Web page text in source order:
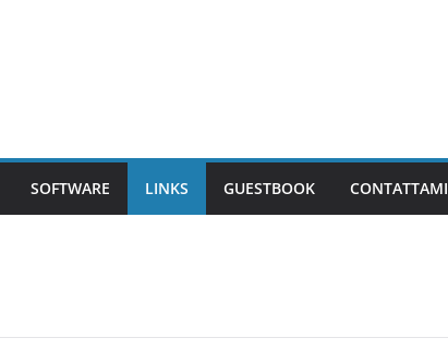
SOFTWARE LINKS GUESTBOOK CONTATTAMI